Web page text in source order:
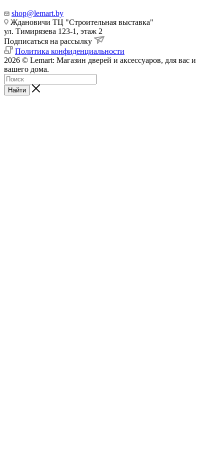
shop@lemart.by
Ждановичи ТЦ "Строительная выставка"
ул. Тимирязева 123-1, этаж 2
Подписаться на рассылку
Политика конфиденциальности
2026 © Lemart: Магазин дверей и аксессуаров, для вас и
вашего дома.
Найти